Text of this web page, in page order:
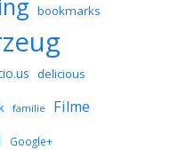
bookmarks
delicious
familie Filme
Google+